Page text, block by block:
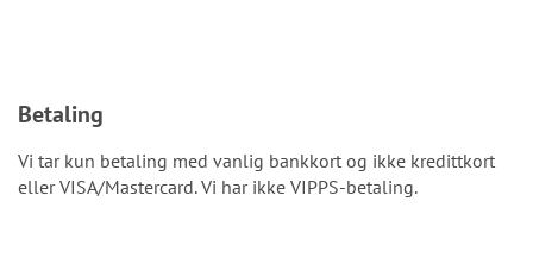
Betaling
Vi tar kun betaling med vanlig bankkort og ikke kredittkort
eller VISA/Mastercard. Vi har ikke VIPPS-betaling.